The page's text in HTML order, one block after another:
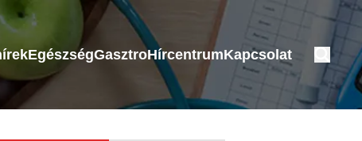
EgészségGasztroHírcentrumKapcsolat